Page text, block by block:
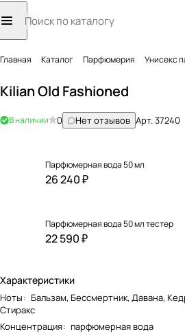
Главная Каталог Парфюмерия Унисекс
Kilian Old Fashioned
В наличии 0 Нет отзывов Арт.37240
Парфюмерная вода 50 мл
26 240 ₽
Парфюмерная вода 50 мл тестер
22 590 ₽
Характеристики
Ноты: Бальзам, Бессмертник, Давана,
Стиракс
Концентрация: парфюмерная вода